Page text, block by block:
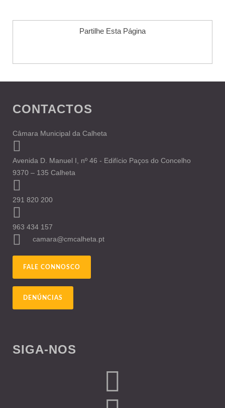
Partilhe Esta Página
CONTACTOS
Câmara Municipal da Calheta
Avenida D. Manuel I, nº 46 - Edifício Paços do Concelho
9370 – 135 Calheta
291 820 200
963 434 157
camara@cmcalheta.pt
FALE CONNOSCO
DENÚNCIAS
SIGA-NOS